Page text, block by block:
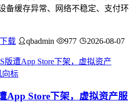
备缓存异常、网络不稳定、支付环
载 qbadmin 977 2026-08-07
App Store下架，虚拟资产服